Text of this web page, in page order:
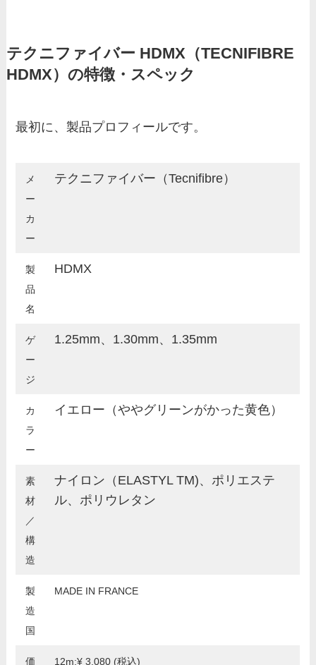
テクニファイバー HDMX（TECNIFIBRE
HDMX）の特徴・スペック
最初に、製品プロフィールです。
メ
ー
カ
ー
テクニファイバー（Tecnifibre）
製
品
名
HDMX
ゲ
ー
ジ
1.25mm、1.30mm、1.35mm
カ
ラ
ー
イエロー（ややグリーンがかった黄色）
素
材
／
構
造
ナイロン（ELASTYL TM)、ポリエステ
ル、ポリウレタン
製
造
国
MADE IN FRANCE
価 12m:¥ 3,080 (税込)